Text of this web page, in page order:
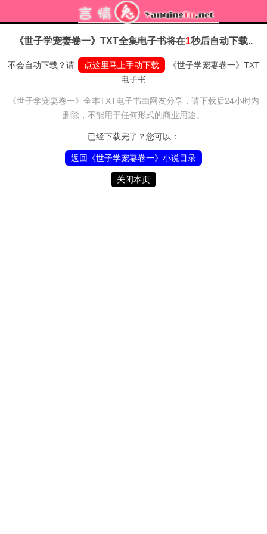
《世子学宠妻卷一》TXT全集电子书将在1秒后自动下载..
不会自动下载？请 点这里马上手动下载
《世子学宠妻卷一》TXT
电子书
《世子学宠妻卷一》全本TXT电子书由网友分享，请下载后24小时内
删除，不能用于任何形式的商业用途。
已经下载完了？您可以：
返回《世子学宠妻卷一》小说目录
关闭本页